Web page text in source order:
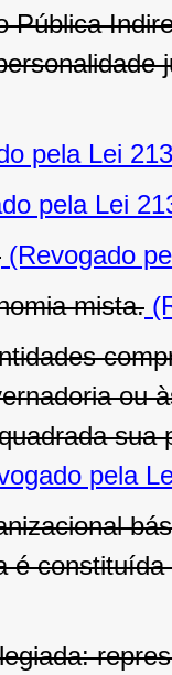
Pública
pela Lei
pela Lei
(Revogado
mista.
ou
pela
é